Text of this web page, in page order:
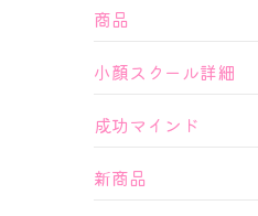
商品
小顔スクール詳細
成功マインド
新商品